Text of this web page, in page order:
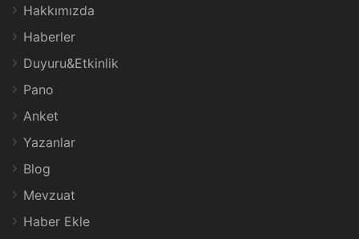
Hakkımızda
Haberler
Duyuru&Etkinlik
Pano
Anket
Yazanlar
Blog
Mevzuat
Haber Ekle